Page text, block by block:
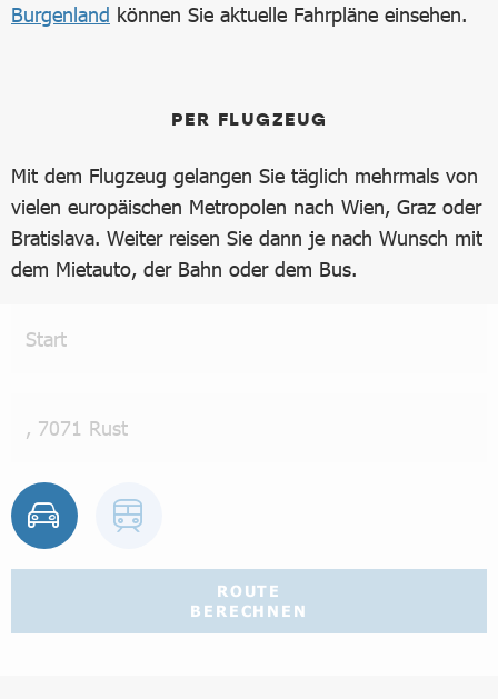
Burgenland können Sie aktuelle Fahrpläne einsehen.
PER FLUGZEUG
Mit dem Flugzeug gelangen Sie täglich mehrmals von
vielen europäischen Metropolen nach Wien, Graz oder
Bratislava. Weiter reisen Sie dann je nach Wunsch mit
dem Mietauto, der Bahn oder dem Bus.
ROUTE
BERECHNEN